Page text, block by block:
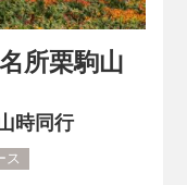
所栗駒山
時同行
ス